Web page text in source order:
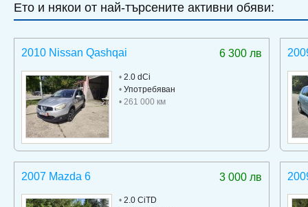
Ето и някои от най-търсените активни обяви:
6 300 лв
2010 Nissan Qashqai
• 2.0 dCi
• Употребяван
• 261 000 км
3 000 лв
2007 Mazda 6
• 2.0 CiTD